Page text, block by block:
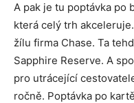
A pak je tu poptávka po
která celý trh
žílu firma Chase. Ta
Sapphire Reserve. A
pro utrácející
ročně. Poptávka po